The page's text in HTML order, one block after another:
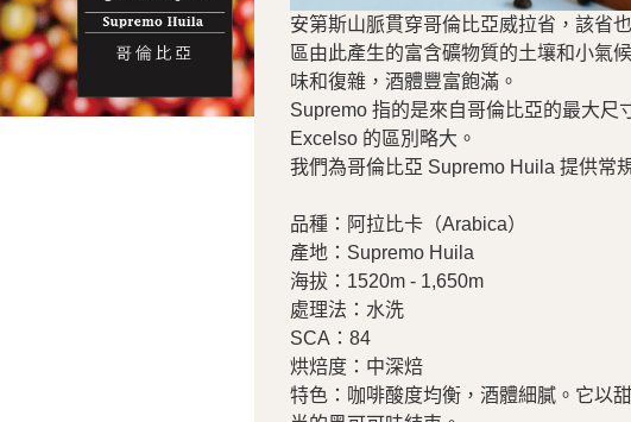
安第斯山脈貫穿哥倫比亞威拉省，該省
區由此產生的富含礦物質的土壤和小氣
味和復雜，酒體豐富飽滿。
Supremo 指的是來自哥倫比亞的最大尺
Excelso 的區別略大。
我們為哥倫比亞 Supremo Huila 提供常
品種：阿拉比卡（Arabica）
產地：Supremo Huila
海拔：1520m - 1,650m
處理法：水洗
​​​​​​​SCA：84
烘焙度：中深焙
特色：咖啡酸度均衡，酒體細膩。它以